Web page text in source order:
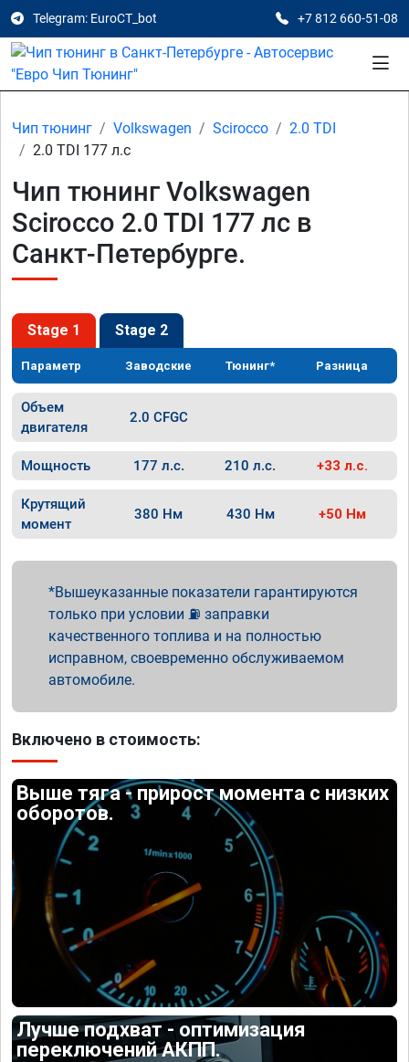
Telegram: EuroCT_bot +7 812 660-51-08
Чип тюнинг Volkswagen Scirocco
2.0 TDI
2.0 TDI 177 л.с
Чип тюнинг Volkswagen
Scirocco 2.0 TDI 177 лс в
Санкт-Петербурге.
Stage 1 Stage 2
Параметр Заводские Тюнинг* Разница
Объем
двигателя
2.0 CFGC
Мощность 177 л.с. 210 л.с. +33 л.с.
Крутящий
момент
380 Нм 430 Нм +50 Нм
Вышеуказанные показатели гарантируются
только при условии ⛽ заправки
качественного топлива и на полностью
исправном, своевременно обслуживаемом
автомобиле.
Включено в стоимость:
Выше тяга - прирост момента с низких
оборотов.
Лучше подхват - оптимизация
переключений АКПП.